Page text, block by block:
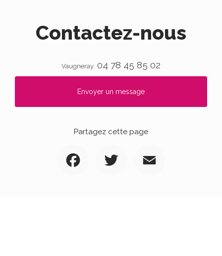
Contactez-nous
Vaugneray. 04 78 45 85 02
Envoyer un message
Partagez cette page